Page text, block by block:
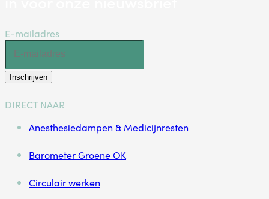
E-mailadres
Inschrijven
DIRECT NAAR
Anesthesiedampen & Medicijnresten
Barometer Groene OK
Circulair werken